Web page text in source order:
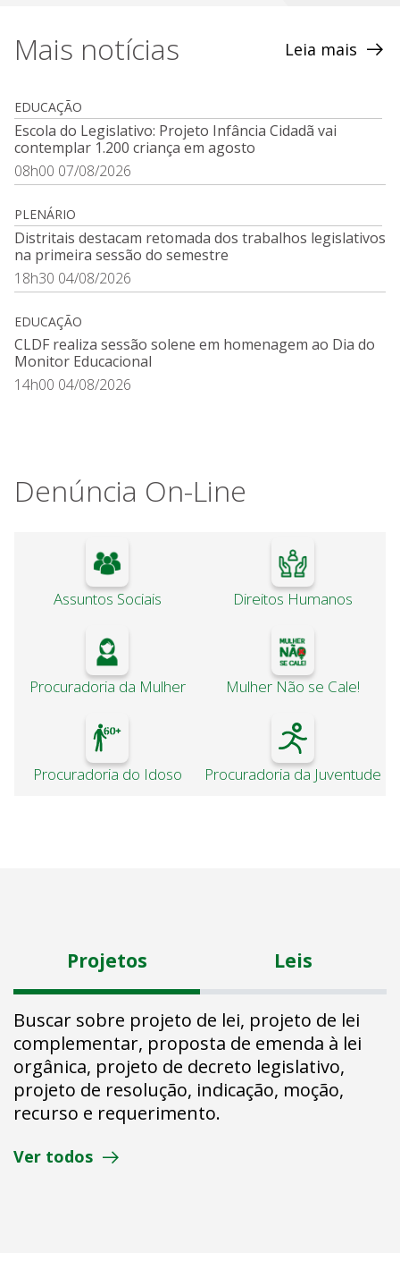
Mais notícias Leia mais
EDUCAÇÃO
Escola do Legislativo: Projeto Infância Cidadã vai
contemplar 1.200 criança em agosto
08h00 07/08/2026
PLENÁRIO
Distritais destacam retomada dos trabalhos legislativos
na primeira sessão do semestre
18h30 04/08/2026
EDUCAÇÃO
CLDF realiza sessão solene em homenagem ao Dia do
Monitor Educacional
14h00 04/08/2026
Denúncia On-Line
Assuntos Sociais Direitos Humanos
Procuradoria da Mulher Mulher Não se Cale!
Procuradoria do Idoso Procuradoria da Juventude
Projetos Leis
Buscar sobre projeto de lei, projeto de lei
complementar, proposta de emenda à lei
orgânica, projeto de decreto legislativo,
projeto de resolução, indicação, moção,
recurso e requerimento.
Ver todos